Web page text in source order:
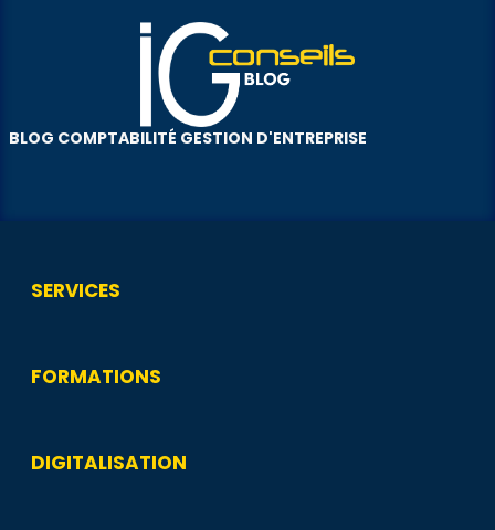
BLOG COMPTABILITÉ GESTION D'ENTREPRISE
SERVICES
FORMATIONS
DIGITALISATION